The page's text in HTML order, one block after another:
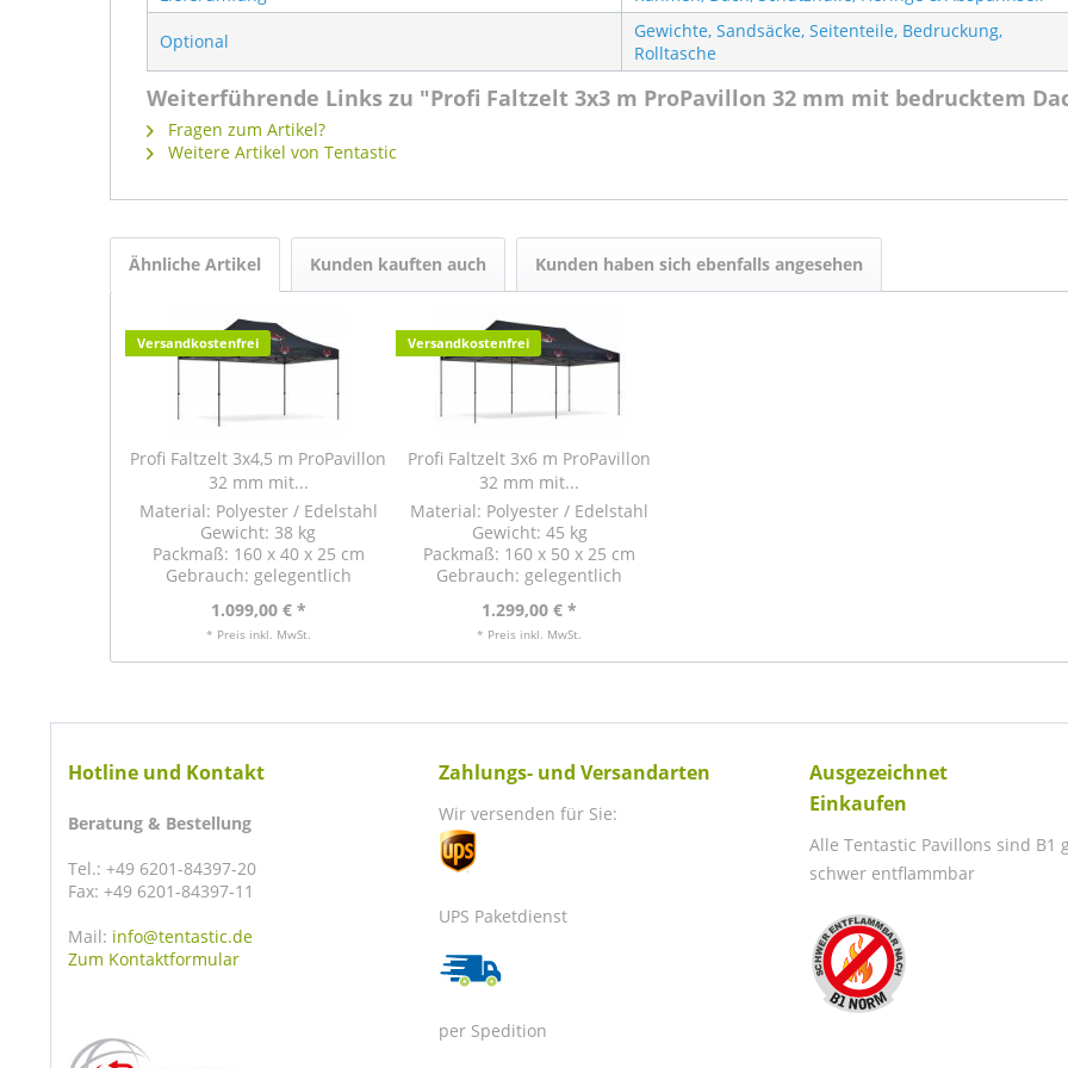
Optional
Gewichte, Sandsäcke, Seitenteile, Bedruckung,
Rolltasche
Weiterführende Links zu "Profi Faltzelt 3x3 m ProPavillon 32 mm mit bedrucktem
Fragen zum Artikel?
Weitere Artikel von Tentastic
Ähnliche Artikel Kunden kauften auch Kunden haben sich ebenfalls angesehen
Versandkostenfrei
Profi Faltzelt 3x4,5 m ProPavillon
32 mm mit...
Material: Polyester / Edelstahl
Gewicht: 38 kg
Packmaß: 160 x 40 x 25 cm
Gebrauch: gelegentlich
1.099,00 € *
* Preis inkl. MwSt.
Versandkostenfrei
Profi Faltzelt 3x6 m ProPavillon
32 mm mit...
Material: Polyester / Edelstahl
Gewicht: 45 kg
Packmaß: 160 x 50 x 25 cm
Gebrauch: gelegentlich
1.299,00 € *
* Preis inkl. MwSt.
Hotline und Kontakt
Beratung & Bestellung
Tel.: +49 6201-84397-20
Fax: +49 6201-84397-11
Mail: info@tentastic.de
Zum Kontaktformular
Zahlungs- und Versandarten
Wir versenden für Sie:
UPS Paketdienst
per Spedition
Ausgezeichnet
Einkaufen
Alle Tentastic Pavillons sind B1
schwer entflammbar